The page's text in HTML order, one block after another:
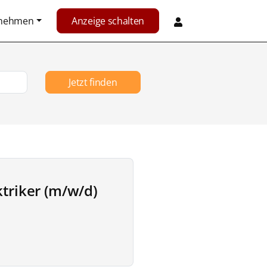
Anzeige schalten
Jetzt finden
(m/w/d)